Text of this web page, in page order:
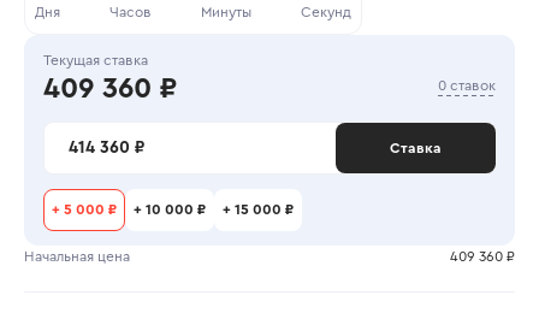
Дня Часов Минуты Секунд
Текущая ставка
409 360 ₽ 0 ставок
414 360 ₽ Ставка
+ 5 000 ₽ + 10 000 ₽ + 15 000 ₽
Начальная цена 409 360 ₽